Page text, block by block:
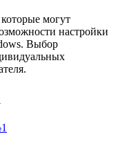
могут
настройки
Выбор